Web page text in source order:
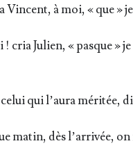
à moi, « que » je
Julien, « pasque » je
qui l’au­ra méri­tée,
matin, dès l’ar­ri­vée,